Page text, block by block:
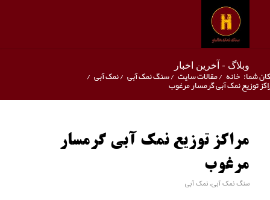
وبلاگ - آخرین اخبار
شما: خانه /مقالات سایت /سنگ نمک آبی /نمک آبی /
توزیع نمک آبی گرمسار مرغوب
مراکز توزیع نمک آبی گرمسار
مرغوب
سنگ نمک آبی, نمک آبی